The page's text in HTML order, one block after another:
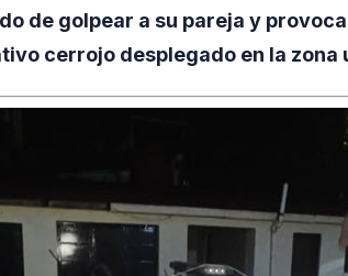
de golpear a su pareja y
cerrojo desplegado en la zona